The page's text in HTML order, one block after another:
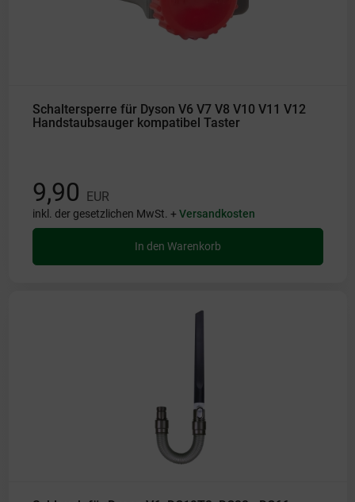
Schaltersperre für Dyson V6 V7 V8 V10 V11 V12
Handstaubsauger kompatibel Taster
9,90 EUR
inkl. der gesetzlichen MwSt. +Versandkosten
In den Warenkorb